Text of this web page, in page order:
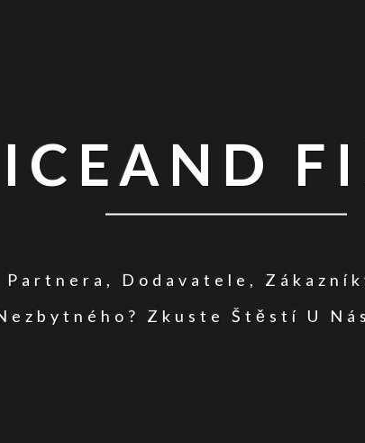
ICEAND
Dodavatele,
Zkuste Štěstí U